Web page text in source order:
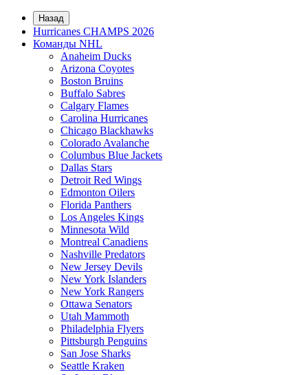
Назад
Hurricanes CHAMPS 2026
Команды NHL
Anaheim Ducks
Arizona Coyotes
Boston Bruins
Buffalo Sabres
Calgary Flames
Carolina Hurricanes
Chicago Blackhawks
Colorado Avalanche
Columbus Blue Jackets
Dallas Stars
Detroit Red Wings
Edmonton Oilers
Florida Panthers
Los Angeles Kings
Minnesota Wild
Montreal Canadiens
Nashville Predators
New Jersey Devils
New York Islanders
New York Rangers
Ottawa Senators
Utah Mammoth
Philadelphia Flyers
Pittsburgh Penguins
San Jose Sharks
Seattle Kraken